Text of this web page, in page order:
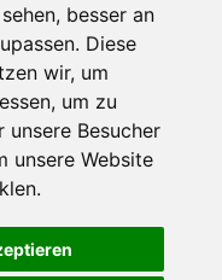
besser an
Diese
wir, um
um zu
unsere Besucher
unsere Website